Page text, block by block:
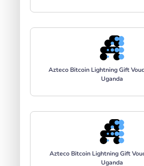
Azteco Bitcoin Lightning Gift
Uganda
Azteco Bitcoin Lightning Gift
Uganda